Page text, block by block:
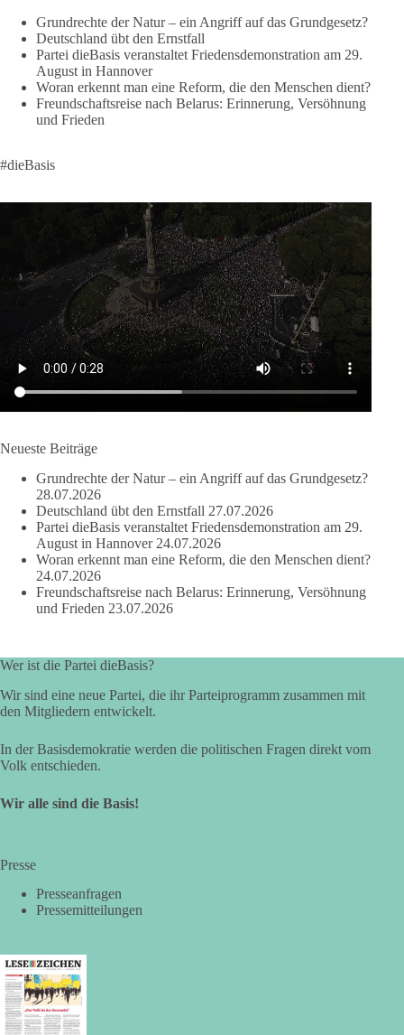
lohnt, dieBasis zu wählen.
Mehr Infos:https://diebasis-st.de/wahlprogramm/
#dieBasis #Landtagswahl
#DeineStimmezählt #jetztunterstützen
58
DieBasis
🔎 Über 100-mal keine Antwort.
Anthony Fauci, Immunologe und Berater des ehemaligen US-
Präsidenten, hat bei einer Anhörung des US-Senats auf mehr
als 100 Fragen die Aussage verweigert. Die juristische
Bewertung werden Gerichte und Ermittlungen klären – auch
auf Basis seines Tagebuches. Doch unabhängig davon zeigt
der Vorgang eines deutlich:
Antworten:
❓ Wie wurden politische Entscheidungen getroffen?
❓ Welche Maßnahmen waren notwendig und welche nicht?
❓Und wer übernimmt die Verantwortung für die massiven
Folgen für Kinder, Familien, Unternehmen und das Vertrauen
in unseren Rechtsstaat?
Fragen zu vermeiden. Sie lebt davon, Fragen offen zu stellen
und transparent zu beantworten.
dieBasis fordert deshalb weiterhin eine unabhängige,
vollständige und transparente Aufarbeitung der Corona-Politik.
https://www.tichyseinblick.de/kolumnen/aus-aller-welt/usa-
tagebuch-fauci-corona-impfung/
389 55
Grundrechte der Natur – ein Angriff auf das Grundgesetz?
Deutschland übt den Ernstfall
Partei dieBasis veranstaltet Friedensdemonstration am 29.
August in Hannover
Woran erkennt man eine Reform, die den Menschen dient?
Freundschaftsreise nach Belarus: Erinnerung, Versöhnung
und Frieden
#dieBasis
Neueste Beiträge
Grundrechte der Natur – ein Angriff auf das Grundgesetz?
28.07.2026
Deutschland übt den Ernstfall 27.07.2026
Partei dieBasis veranstaltet Friedensdemonstration am 29.
August in Hannover 24.07.2026
Woran erkennt man eine Reform, die den Menschen dient?
24.07.2026
Freundschaftsreise nach Belarus: Erinnerung, Versöhnung
und Frieden 23.07.2026
Wer ist die Partei dieBasis?
Wir sind eine neue Partei, die ihr Parteiprogramm zusammen mit
den Mitgliedern entwickelt.
In der Basisdemokratie werden die politischen Fragen direkt vom
Volk entschieden.
Wir alle sind die Basis!
Presse
Presseanfragen
Pressemitteilungen